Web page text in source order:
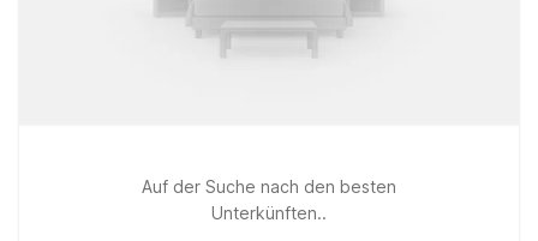
Auf der Suche nach den besten
Unterkünften..